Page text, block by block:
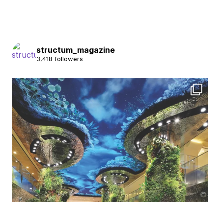
structum_magazine
3,418 followers